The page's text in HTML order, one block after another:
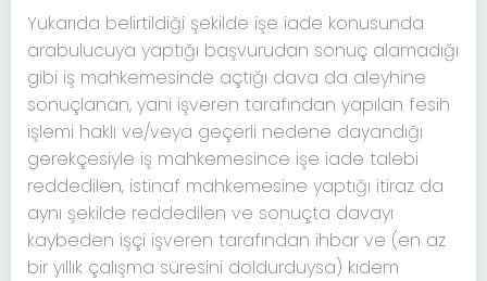
Yukarıda belirtildiği şekilde işe iade konusunda
arabulucuya yaptığı başvurudan sonuç alamadığı
gibi iş mahkemesinde açtığı dava da aleyhine
sonuçlanan, yani işveren tarafından yapılan fesih
işlemi haklı ve/veya geçerli nedene dayandığı
gerekçesiyle iş mahkemesince işe iade talebi
reddedilen, istinaf mahkemesine yaptığı itiraz da
aynı şekilde reddedilen ve sonuçta davayı
kaybeden işçi işveren tarafından ihbar ve (en az
bir yıllık çalışma süresini doldurduysa) kıdem